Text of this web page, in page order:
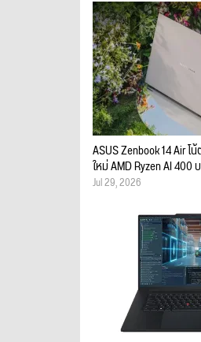
ASUS Zenbook 14 Air
ใหม่ AMD Ryzen AI 400
Jul 29, 2026